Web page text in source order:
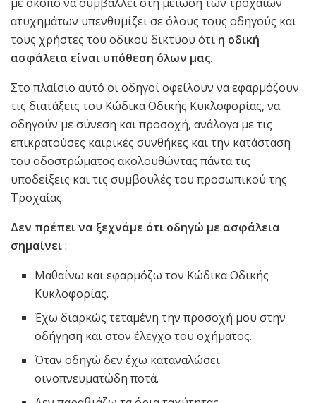
ατυχημάτων υπενθυμίζει σε όλους τους οδηγούς και
τους χρήστες του οδικού δικτύου ότι η οδική
ασφάλεια είναι υπόθεση όλων μας.
Στο πλαίσιο αυτό οι οδηγοί οφείλουν να εφαρμόζουν
τις διατάξεις του Κώδικα Οδικής Κυκλοφορίας, να
οδηγούν με σύνεση και προσοχή, ανάλογα με τις
επικρατούσες καιρικές συνθήκες και την κατάσταση
του οδοστρώματος ακολουθώντας πάντα τις
υποδείξεις και τις συμβουλές του προσωπικού της
Τροχαίας.
Δεν πρέπει να ξεχνάμε ότι οδηγώ με ασφάλεια
σημαίνει:
Μαθαίνω και εφαρμόζω τον Κώδικα Οδικής
Κυκλοφορίας.
Έχω διαρκώς τεταμένη την προσοχή μου στην
οδήγηση και στον έλεγχο του οχήματος.
Όταν οδηγώ δεν έχω καταναλώσει
οινοπνευματώδη ποτά.